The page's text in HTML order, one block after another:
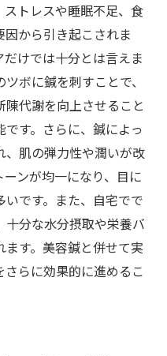
トレスや睡眠不足、食
から引き起こされま
けでは十分とは言えま
ボに鍼を刺すことで、
代謝を向上させること
す。さらに、鍼によっ
、肌の弾力性や潤いが改
ンが均一になり、目に
です。また、自宅でで
十分な水分摂取や栄養バ
す。美容鍼と併せて実
らに効果的に進めるこ